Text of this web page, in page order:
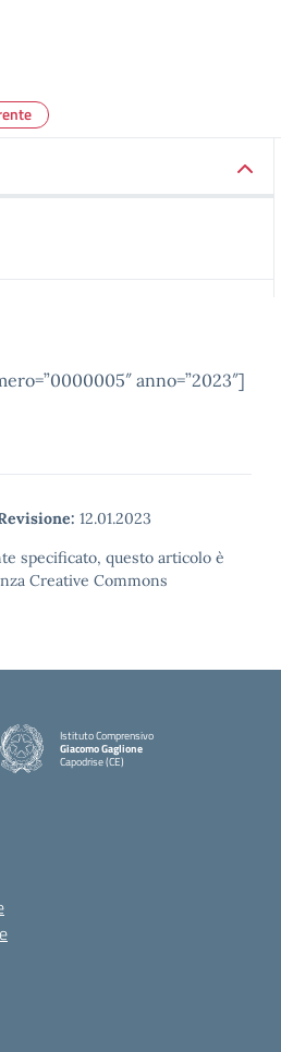
anno=”2023″]
12.01.2023
specificato, questo articolo è
Creative Commons
Istituto Comprensivo
Giacomo Gaglione
Capodrise (CE)
— Visita la pagina iniziale della scuola